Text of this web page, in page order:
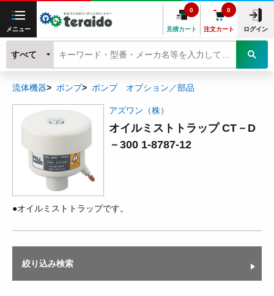
メニュー 見積カート
0
注文カート
0
ログイン
すべて
流体機器 ポンプ ポンプ オプション／部品
アズワン（株）
オイルミストトラップ CT－D
－300 1-8787-12
●オイルミストトラップです。
絞り込み検索